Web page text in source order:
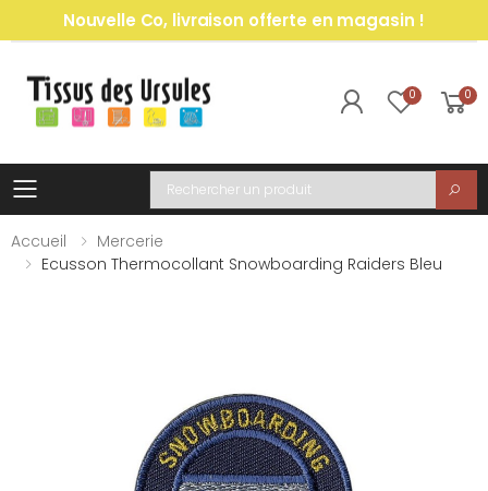
Nouvelle Co, livraison offerte en magasin !
0 0
Toggle mobile menu
Recherche
Accueil
Mercerie
Ecusson Thermocollant Snowboarding Raiders Bleu